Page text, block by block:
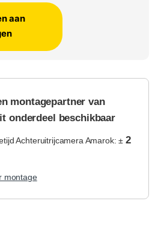
aan
montagepartner van
onderdeel beschikbaar
Achteruitrijcamera Amarok: ±2
montage